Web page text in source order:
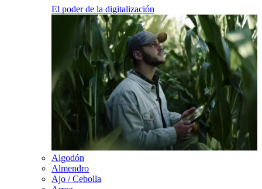
El poder de la digitalización
Algodón
Almendro
Ajo / Cebolla